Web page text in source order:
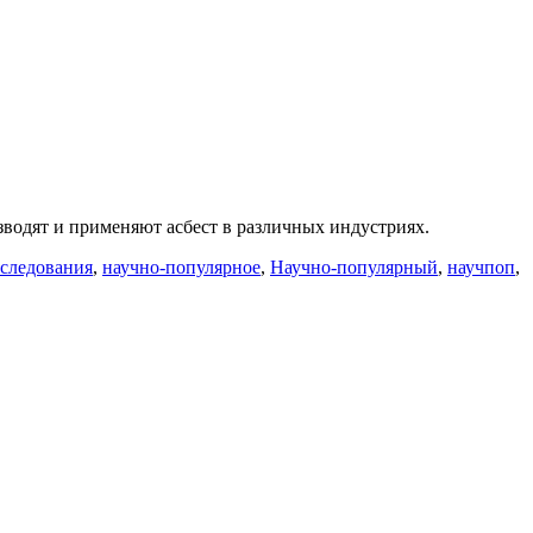
и применяют асбест в различных индустриях.
, научно-популярное, Научно-популярный, научпоп,